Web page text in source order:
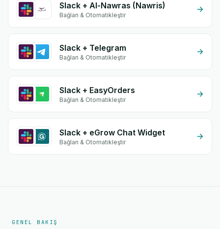
Slack + Al-Nawras (Nawris)
Bağlan & Otomatikleştir
Slack + Telegram
Bağlan & Otomatikleştir
Slack + EasyOrders
Bağlan & Otomatikleştir
Slack + eGrow Chat Widget
Bağlan & Otomatikleştir
GENEL BAKIŞ